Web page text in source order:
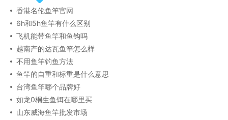
香港名伦鱼竿官网
6h和5h鱼竿有什么区别
飞机能带鱼竿和鱼钩吗
越南产的达瓦鱼竿怎么样
不用鱼竿钓鱼方法
鱼竿的自重和标重是什么意思
台湾鱼竿哪个品牌好
如龙0桐生鱼饵在哪里买
山东威海鱼竿批发市场